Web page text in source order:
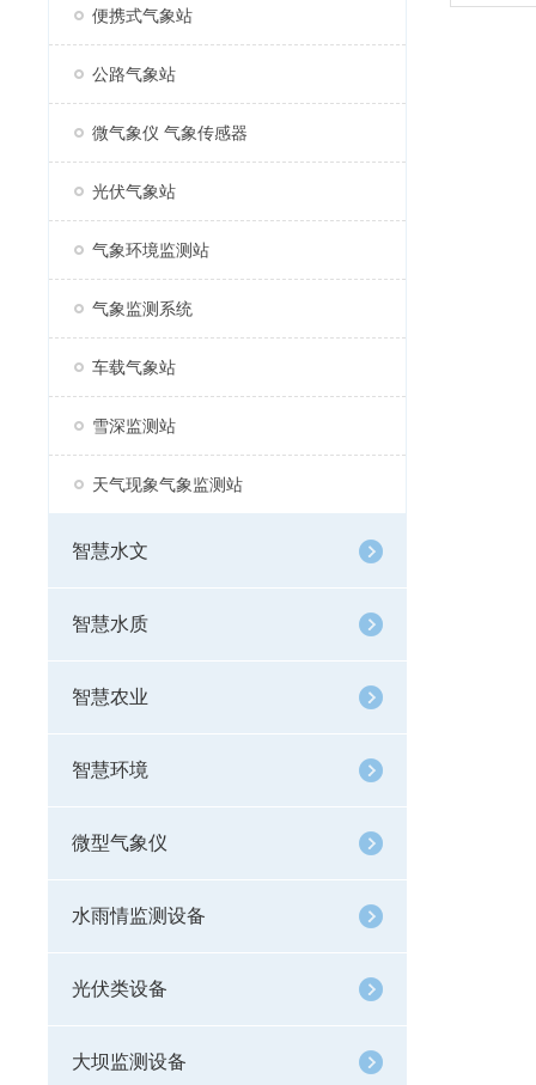
便携式气象站
公路气象站
微气象仪 气象传感器
光伏气象站
气象环境监测站
气象监测系统
车载气象站
雪深监测站
天气现象气象监测站
智慧水文
智慧水质
智慧农业
智慧环境
微型气象仪
水雨情监测设备
光伏类设备
大坝监测设备